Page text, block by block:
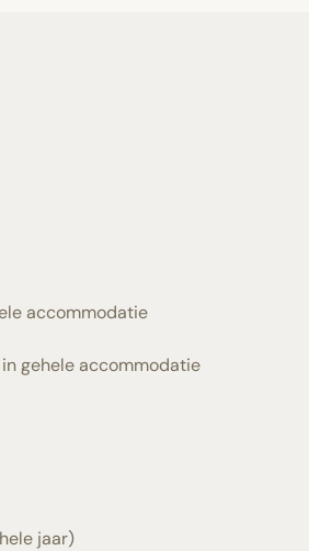
accommodatie
gehele accommodatie
jaar)